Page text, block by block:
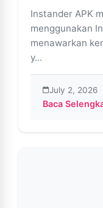
Instander APK
menggunakan
menawarkan
y...
July 2, 2026
Baca
about APK